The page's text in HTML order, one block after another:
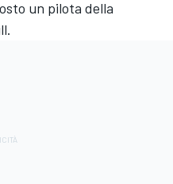
un pilota della